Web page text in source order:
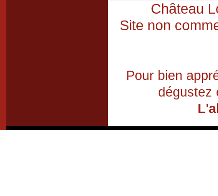
Château
Site non
Pour bien
dégustez